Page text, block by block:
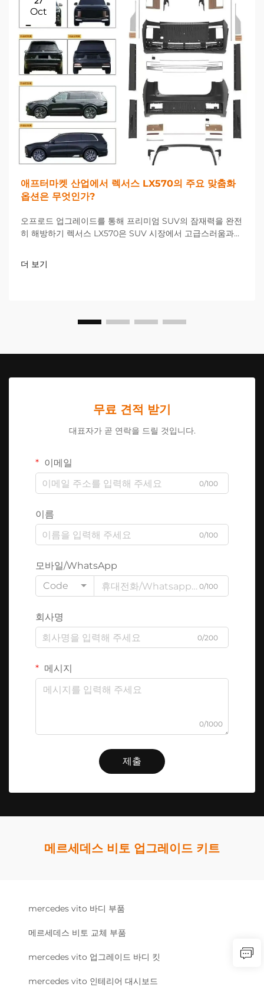
Oct
애프터마켓 산업에서 렉서스 LX570의 주요 맞춤화
옵션은 무엇인가?
오프로드 업그레이드를 통해 프리미엄 SUV의 잠재력을 완전
히 해방하기 렉서스 LX570은 SUV 시장에서 고급스러움과
이 공장 사양을 넘어서는 차량 개선을 원하고 있습니다. 오프
로드...
더 보기
무료 견적 받기
대표자가 곧 연락을 드릴 것입니다.
이메일
0/100
이름
0/100
모바일/WhatsApp
Code
0/100
회사명
0/200
메시지
0/1000
제출
메르세데스 비토 업그레이드 키트
mercedes vito 바디 부품
메르세데스 비토 교체 부품
mercedes vito 업그레이드 바디 킷
mercedes vito 인테리어 대시보드